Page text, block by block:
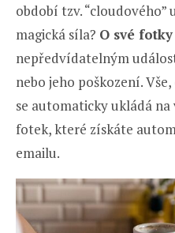
období tzv.
magická síla? O své
nepředvídatelným
nebo jeho poškození.
se automaticky ukládá
fotek, které získáte
emailu.